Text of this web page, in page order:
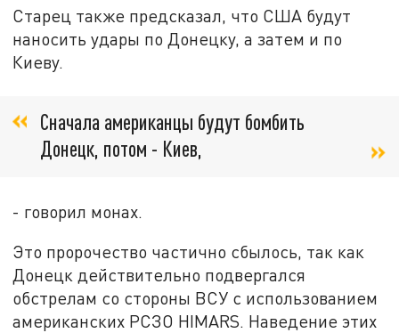
Старец также предсказал, что США будут
наносить удары по Донецку, а затем и по
Киеву.
Сначала американцы будут бомбить
Донецк, потом - Киев,
- говорил монах.
Это пророчество частично сбылось, так как
Донецк действительно подвергался
обстрелам со стороны ВСУ с использованием
американских РСЗО HIMARS. Наведение этих